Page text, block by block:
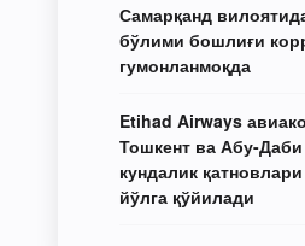
Самарқанд
бўлими бошлиғи
гумонланмоқда
Etihad Airways
Тошкент ва Абу-Даби
кундалик
йўлга қўйилади